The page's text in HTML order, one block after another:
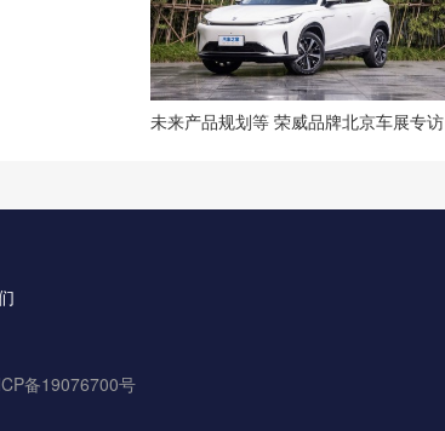
未来产品规划等 荣威品牌北京车展专访
备19076700号